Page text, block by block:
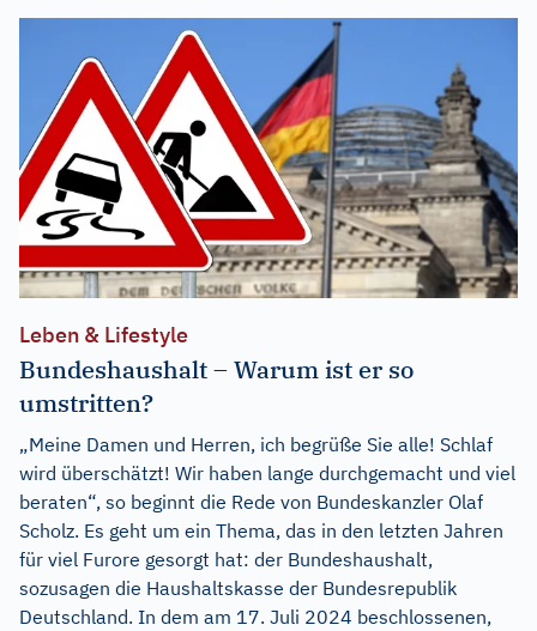
Leben & Lifestyle
Bundeshaushalt – Warum ist er so
umstritten?
„Meine Damen und Herren, ich begrüße Sie alle! Schlaf
wird überschätzt! Wir haben lange durchgemacht und viel
beraten“, so beginnt die Rede von Bundeskanzler Olaf
Scholz. Es geht um ein Thema, das in den letzten Jahren
für viel Furore gesorgt hat: der Bundeshaushalt,
sozusagen die Haushaltskasse der Bundesrepublik
Deutschland. In dem am 17. Juli 2024 beschlossenen,